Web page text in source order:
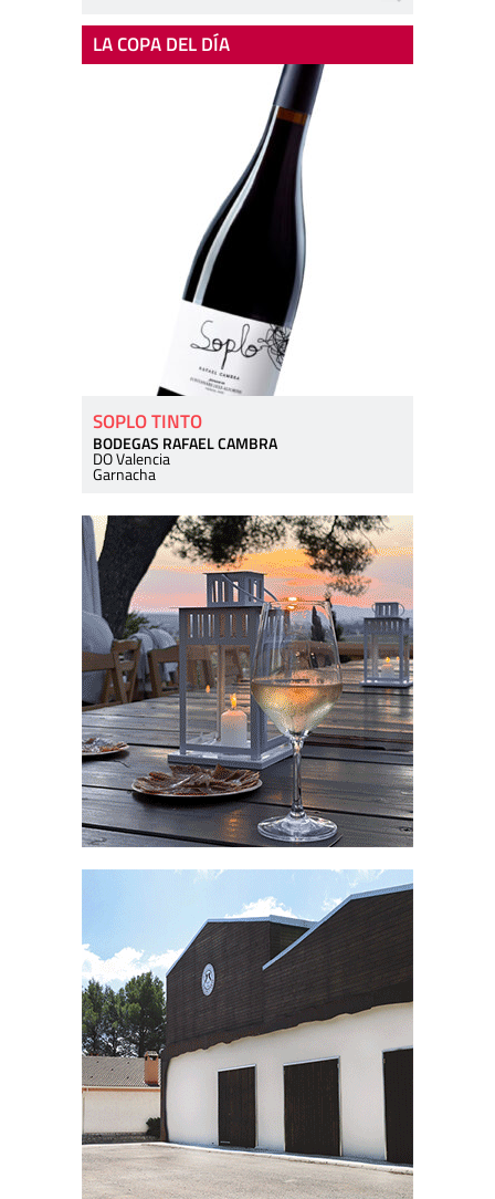
LA COPA DEL DÍA
SOPLO TINTO
BODEGAS RAFAEL CAMBRA
DO Valencia
Garnacha